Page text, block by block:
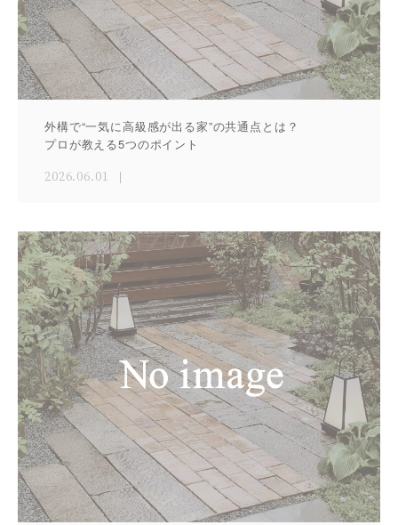
外構で“一気に高級感が出る家”の共通点とは？
プロが教える5つのポイント
2026.06.01